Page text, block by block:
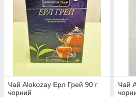
Чай Alokozay Ерл Грей 90 г
чорний
Чай